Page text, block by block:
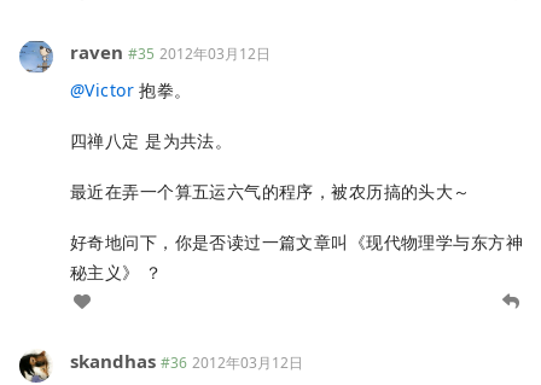
raven #35 2012年03月12日
@Victor抱拳。
四禅八定 是为共法。
最近在弄一个算五运六气的程序，被农历搞的头大～
好奇地问下，你是否读过一篇文章叫《现代物理学与东方神
秘主义》 ？
skandhas #36 2012年03月12日